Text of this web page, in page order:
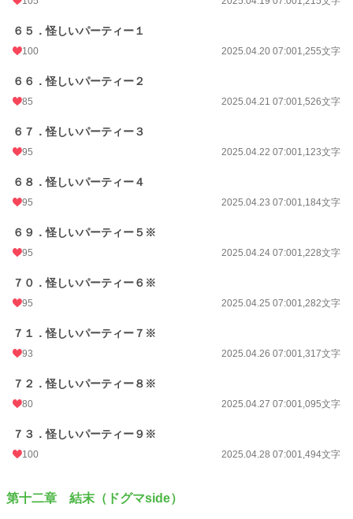
６５．怪しいパーティー１
100 2025.04.20 07:001,255文字
６６．怪しいパーティー２
85 2025.04.21 07:001,526文字
６７．怪しいパーティー３
95 2025.04.22 07:001,123文字
６８．怪しいパーティー４
95 2025.04.23 07:001,184文字
６９．怪しいパーティー５※
95 2025.04.24 07:001,228文字
７０．怪しいパーティー６※
95 2025.04.25 07:001,282文字
７１．怪しいパーティー７※
93 2025.04.26 07:001,317文字
７２．怪しいパーティー８※
80 2025.04.27 07:001,095文字
７３．怪しいパーティー９※
100 2025.04.28 07:001,494文字
第十二章 結末（ドグマside）